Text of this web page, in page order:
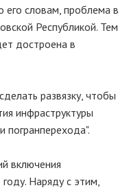
его словам, проблема в
Республикой. Тем
достроена в
развязку, чтобы
инфраструктуры
погранперехода".
включения
Наряду с этим,